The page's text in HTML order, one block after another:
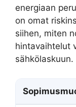
energiaan
on omat
siihen, miten
hintavaihtelut
sähkölaskuun.